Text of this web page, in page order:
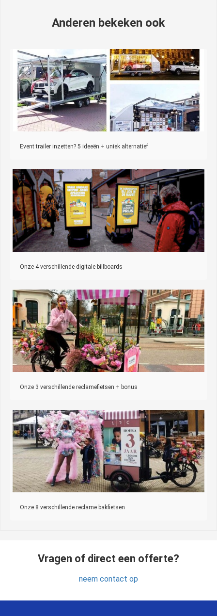
Anderen bekeken ook
Event trailer inzetten? 5 ideeën + uniek alternatief
Onze 4 verschillende digitale billboards
Onze 3 verschillende reclamefietsen + bonus
Onze 8 verschillende reclame bakfietsen
Vragen of direct een offerte?
neem contact op